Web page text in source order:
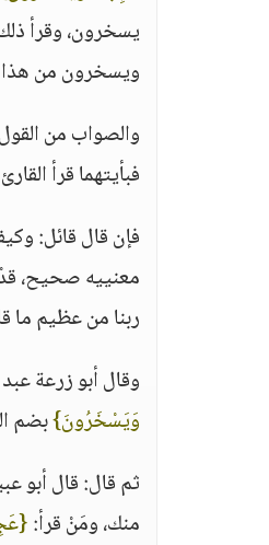
يسخرون، وقرأ
ويسخرون من هذا
والصواب من
فبأيتهما قرأ
فإن قال قائل:
معنييه صحيح،
ربنا من عظيم ما
وقال أبو زرعة
وَيَسْخَرُونَ}بضم
ثم قال: قال أبو
منك، ومَنْ قرأ: